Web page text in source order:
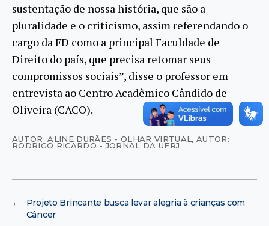
sustentação de nossa história, que são a
pluralidade e o criticismo, assim referendando o
cargo da FD como a principal Faculdade de
Direito do país, que precisa retomar seus
compromissos sociais”, disse o professor em
entrevista ao Centro Acadêmico Cândido de
Oliveira (CACO).
AUTOR: ALINE DURÃES - OLHAR VIRTUAL ,AUTOR:
RODRIGO RICARDO - JORNAL DA UFRJ
←
Projeto Brincante busca levar alegria à crianças com
Câncer